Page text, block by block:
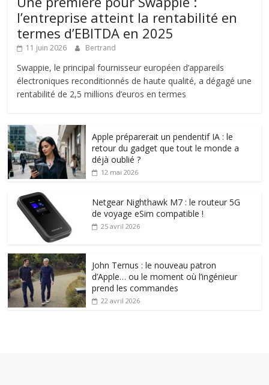
l’entreprise atteint la rentabilité en
termes d’EBITDA en 2025
11 juin 2026 Bertrand
Swappie, le principal fournisseur européen d’appareils
électroniques reconditionnés de haute qualité, a dégagé une
rentabilité de 2,5 millions d’euros en termes
Apple préparerait un pendentif IA : le
retour du gadget que tout le monde a
déjà oublié ?
12 mai 2026
Netgear Nighthawk M7 : le routeur 5G
de voyage eSim compatible !
25 avril 2026
John Ternus : le nouveau patron
d’Apple… ou le moment où l’ingénieur
prend les commandes
22 avril 2026